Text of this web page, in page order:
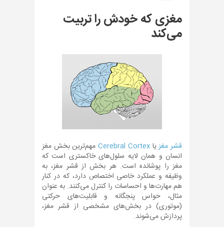
مغزی که خودش را تربیت
می‌کند
قشر مغزیاCerebral Cortexمهم‌ترین بخش مغز
انسان و همان لایه سلول‌های خاکستری است که
مغز را پوشانده است. هر بخش از قشر مغز، به
وظیفه و عملکرد خاصی اختصاص دارد، که در کنار
هم مهارت‌ها و احساسات را کنترل می‌کنند. به عنوان
مثال، حواس پنجگانه و قابلیت‌های حرکتی
(موتوری) در بخش‌های مشخصی از قشر مغز،
پردازش می‌شوند.